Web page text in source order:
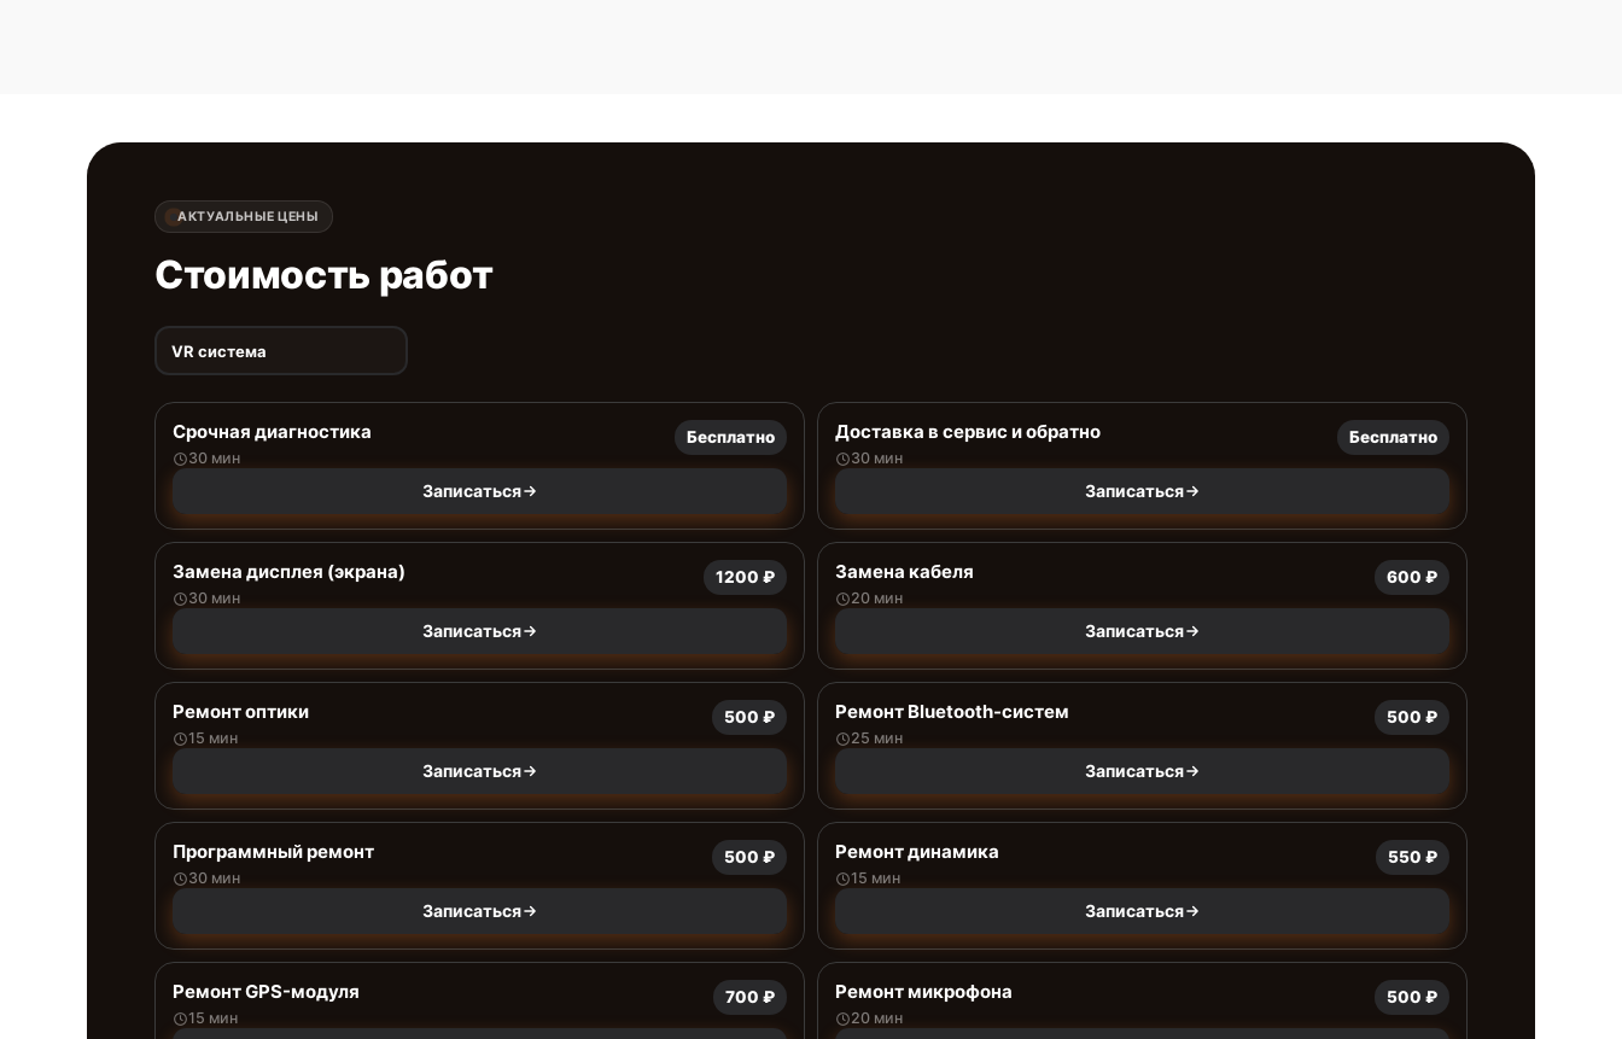
АКТУАЛЬНЫЕ ЦЕНЫ
Стоимость работ
VR система
Срочная диагностика
30 мин
Бесплатно
Записаться
Доставка в сервис и обратно
30 мин
Бесплатно
Записаться
Замена дисплея (экрана)
30 мин
1200 ₽
Записаться
Замена кабеля
20 мин
600 ₽
Записаться
Ремонт оптики
15 мин
500 ₽
Записаться
Ремонт Bluetooth-систем
25 мин
500 ₽
Записаться
Программный ремонт
30 мин
500 ₽
Записаться
Ремонт динамика
15 мин
550 ₽
Записаться
Ремонт GPS-модуля
15 мин
700 ₽ Ремонт микрофона
20 мин
500 ₽